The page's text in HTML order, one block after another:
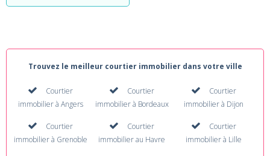
Trouvez le meilleur courtier immobilier dans votre ville
Courtier
immobilier à Angers
Courtier
immobilier à Bordeaux
Courtier
immobilier à Dijon
Courtier
immobilier à Grenoble
Courtier
immobilier au Havre
Courtier
immobilier à Lille